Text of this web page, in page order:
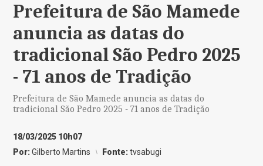
Prefeitura de São Mamede
anuncia as datas do
tradicional São Pedro 2025
- 71 anos de Tradição
Prefeitura de São Mamede anuncia as datas do
tradicional São Pedro 2025 - 71 anos de Tradição
18/03/2025 10h07
Por:Gilberto Martins Fonte:tvsabugi